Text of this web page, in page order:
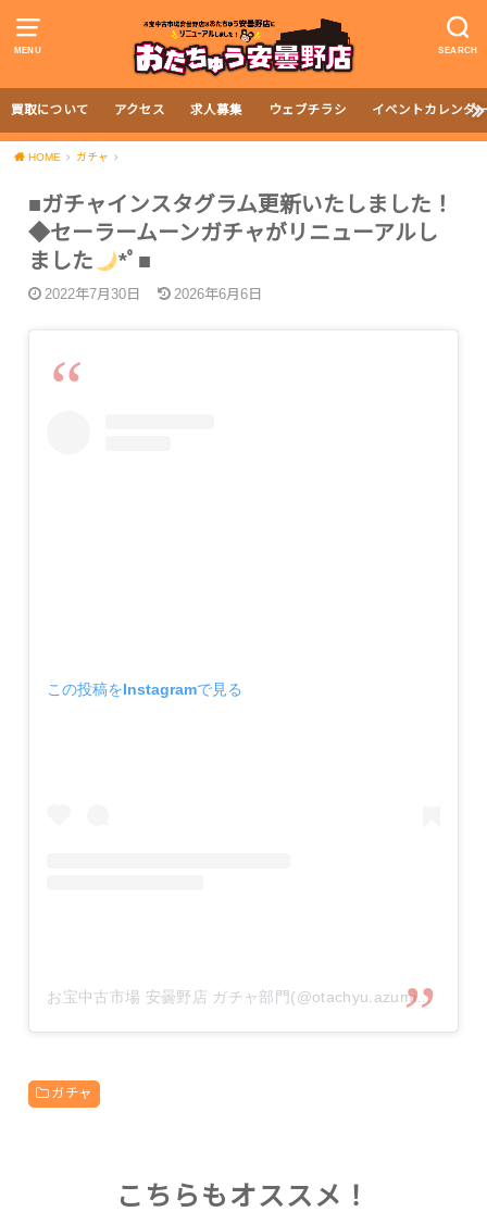
MENU SEARCH
買取について アクセス 求人募集 ウェブチラシ イベントカレンダ
HOME ガチャ
■ガチャインスタグラム更新いたしました！
◆セーラームーンガチャがリニューアルし
ました
*ﾟ■
2022年7月30日 2026年6月6日
この投稿をInstagramで見る
お宝中古市場 安曇野店 ガチャ部門(@otachyu.azumino.gacha)がシェアした投稿
ガチャ
こちらもオススメ！